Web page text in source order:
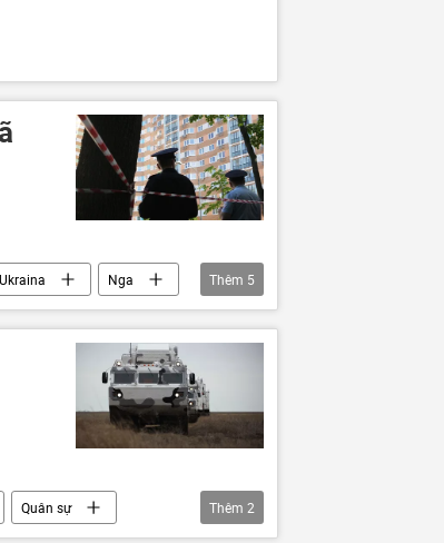
Nga
bay không người lái
Thêm 5
Quân sự
Thêm 2